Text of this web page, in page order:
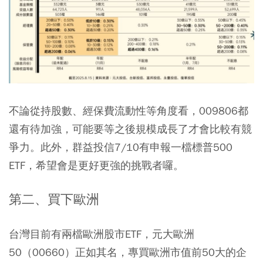
不論從持股數、經保費流動性等角度看，009806都
還有待加強，可能要等之後規模成長了才會比較有競
爭力。此外，群益投信7/10有申報一檔標普500
ETF，希望會是更好更強的挑戰者囉。
第二、買下歐洲
台灣目前有兩檔歐洲股市ETF，元大歐洲
50（00660）正如其名，專買歐洲市值前50大的企